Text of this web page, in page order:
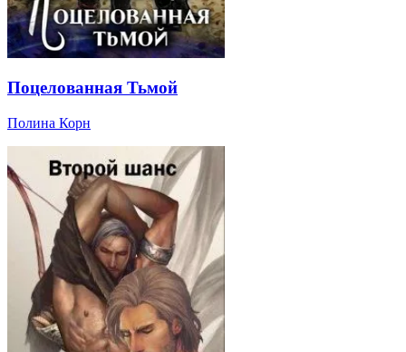
Поцелованная Тьмой
Полина Корн